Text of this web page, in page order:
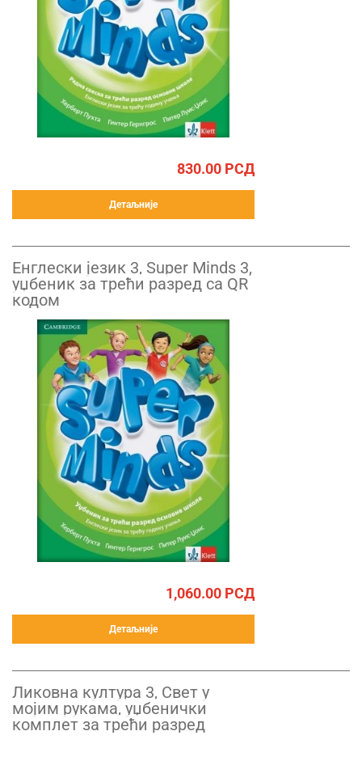
830.00 РСД
Детаљније
Енглески језик 3, Super Minds 3,
уџбеник за трећи разред са QR
кодом
1,060.00 РСД
Детаљније
Ликовна култура 3, Свет у
мојим рукама, уџбенички
комплет за трећи разред